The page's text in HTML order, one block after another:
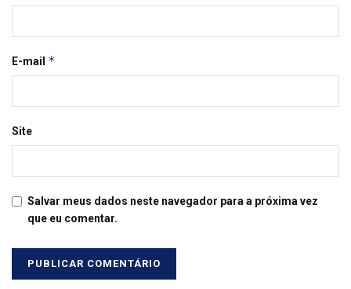
E-mail *
Site
Salvar meus dados neste navegador para a próxima vez
que eu comentar.